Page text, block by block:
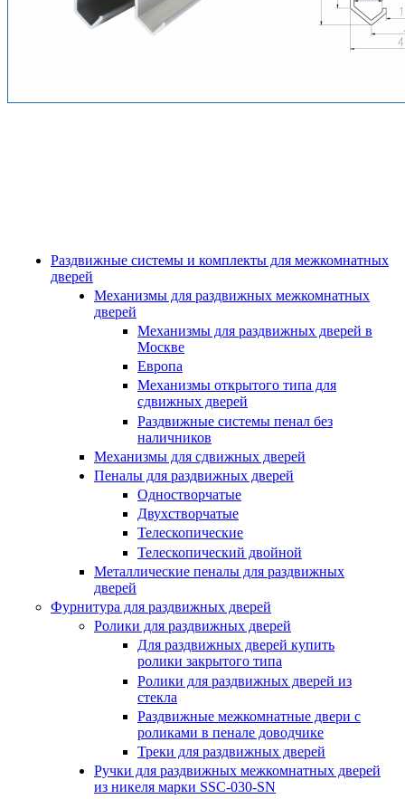
Раздвижные системы и комплекты для межкомнатных
дверей
Механизмы для раздвижных межкомнатных
дверей
Механизмы для раздвижных дверей в
Москве
Европа
Механизмы открытого типа для
сдвижных дверей
Раздвижные системы пенал без
наличников
Механизмы для сдвижных дверей
Пеналы для раздвижных дверей
Одностворчатые
Двухстворчатые
Телескопические
Телескопический двойной
Металлические пеналы для раздвижных
дверей
Фурнитура для раздвижных дверей
Ролики для раздвижных дверей
Для раздвижных дверей купить
ролики закрытого типа
Ролики для раздвижных дверей из
стекла
Раздвижные межкомнатные двери с
роликами в пенале доводчике
Треки для раздвижных дверей
Ручки для раздвижных межкомнатных дверей
из никеля марки SSC-030-SN